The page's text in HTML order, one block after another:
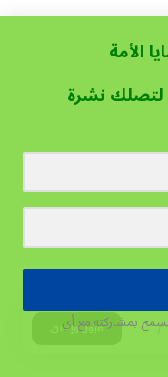
قبول وإغلاق
الأمة
لتصلك نشرة
بمشاركته مع أي